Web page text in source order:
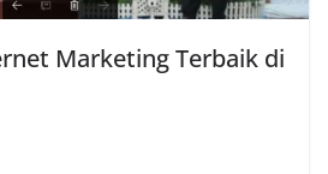
Marketing Terbaik di